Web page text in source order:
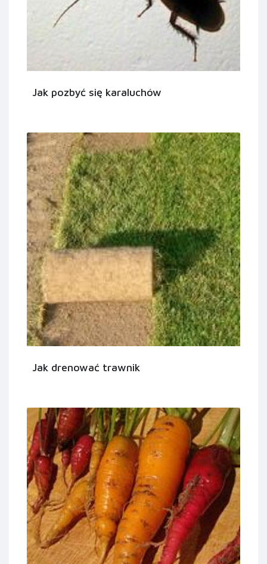
Jak pozbyć się karaluchów
Jak drenować trawnik